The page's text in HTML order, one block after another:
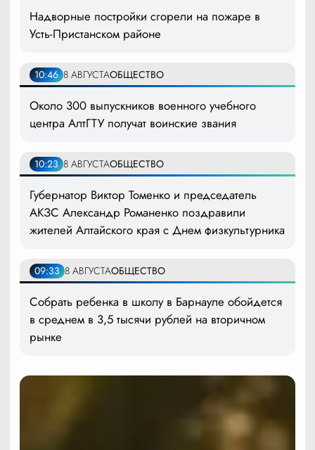
Надворные постройки сгорели на пожаре в
Усть-Пристанском районе
10:46 8 АВГУСТАОБЩЕСТВО
Около 300 выпускников военного учебного
центра АлтГТУ получат воинские звания
10:23 8 АВГУСТАОБЩЕСТВО
Губернатор Виктор Томенко и председатель
АКЗС Александр Романенко поздравили
жителей Алтайского края с Днем физкультурника
09:33 8 АВГУСТАОБЩЕСТВО
Собрать ребенка в школу в Барнауле обойдется
в среднем в 3,5 тысячи рублей на вторичном
рынке